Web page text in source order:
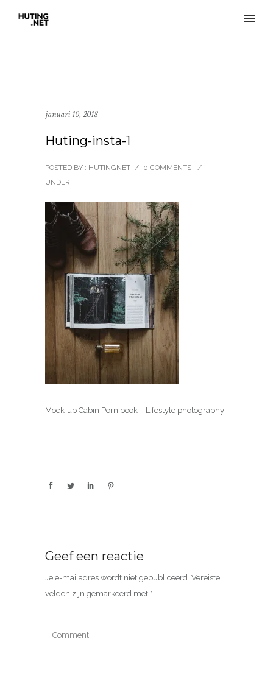
januari 10, 2018
Huting-insta-1
POSTED BY : HUTINGNET / 0 COMMENTS
/
UNDER :
Mock-up Cabin Porn book – Lifestyle photography
Geef een reactie
Je e-mailadres wordt niet gepubliceerd. Vereiste
velden zijn gemarkeerd met *